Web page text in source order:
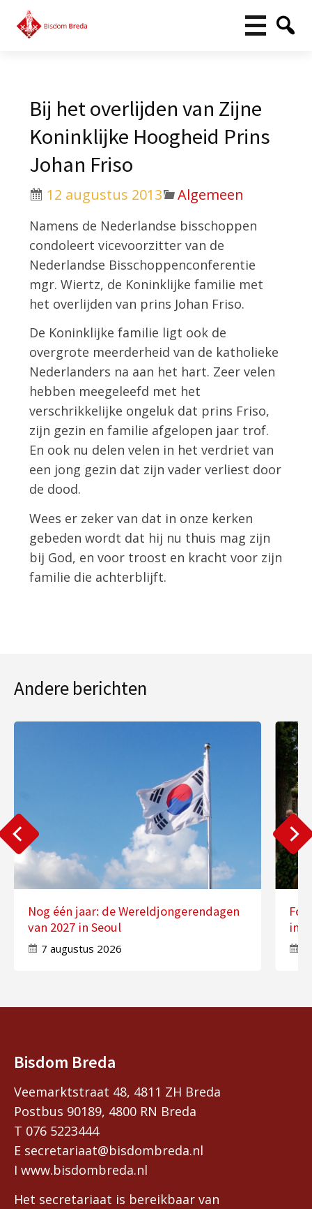
Bij het overlijden van Zijne
Koninklijke Hoogheid Prins
Johan Friso
12 augustus 2013 Algemeen
Namens de Nederlandse bisschoppen
condoleert vicevoorzitter van de
Nederlandse Bisschoppenconferentie
mgr. Wiertz, de Koninklijke familie met
het overlijden van prins Johan Friso.
De Koninklijke familie ligt ook de
overgrote meerderheid van de katholieke
Nederlanders na aan het hart. Zeer velen
hebben meegeleefd met het
verschrikkelijke ongeluk dat prins Friso,
zijn gezin en familie afgelopen jaar trof.
En ook nu delen velen in het verdriet van
een jong gezin dat zijn vader verliest door
de dood.
Wees er zeker van dat in onze kerken
gebeden wordt dat hij nu thuis mag zijn
bij God, en voor troost en kracht voor zijn
familie die achterblijft.
Andere berichten
Nog één jaar: de Wereldjongerendagen
van 2027 in Seoul
7 augustus 2026
in
Bisdom Breda
Veemarktstraat 48, 4811 ZH Breda
Postbus 90189, 4800 RN Breda
T 076 5223444
E secretariaat@bisdombreda.nl
I www.bisdombreda.nl
Het secretariaat is bereikbaar van